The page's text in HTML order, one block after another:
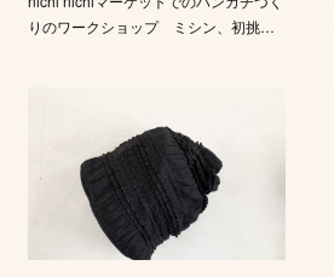
りのワークショップ ミシン、初挑…